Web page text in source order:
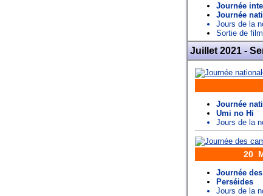
Journée
Journée
Jours de la
Sortie de
Juillet 2021 -
Journée
Umi no Hi
Jours de la
20
Journée
Perséides
Jours de la